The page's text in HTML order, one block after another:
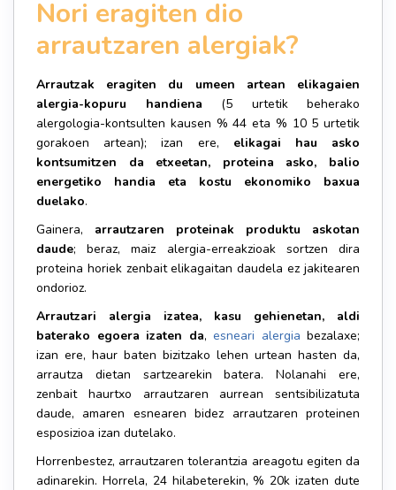
Nori eragiten dio
arrautzaren alergiak?
Arrautzak eragiten du umeen artean elikagaien
alergia-kopuru handiena (5 urtetik beherako
alergologia-kontsulten kausen % 44 eta % 10 5 urtetik
gorakoen artean); izan ere, elikagai hau asko
kontsumitzen da etxeetan, proteina asko, balio
energetiko handia eta kostu ekonomiko baxua
duelako.
Gainera, arrautzaren proteinak produktu askotan
daude; beraz, maiz alergia-erreakzioak sortzen dira
proteina horiek zenbait elikagaitan daudela ez jakitearen
ondorioz.
Arrautzari alergia izatea, kasu gehienetan, aldi
baterako egoera izaten da, esneari alergia bezalaxe;
izan ere, haur baten bizitzako lehen urtean hasten da,
arrautza dietan sartzearekin batera. Nolanahi ere,
zenbait haurtxo arrautzaren aurrean sentsibilizatuta
daude, amaren esnearen bidez arrautzaren proteinen
esposizioa izan dutelako.
Horrenbestez, arrautzaren tolerantzia areagotu egiten da
adinarekin. Horrela, 24 hilabeterekin, % 20k izaten dute